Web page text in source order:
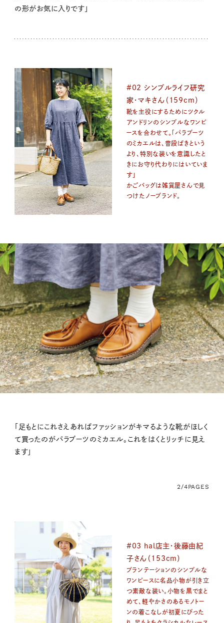
の形がお気に入りです」
#02 シンプルライフ研究
家・マキさん（159cm）
靴を主役にするためにツクル
アンドリンのシンプルなワンピ
ースを合わせて。「パラブーツ
のミカエルは、普段ばきという
より、特別な装いを意識したと
きにお守り代わりにはいていま
す」
かごバッグは雑貨屋さんで見
つけたノーブランド。
「足もとにこれさえあればファッションがキマるような靴がほしく
て買ったのがパラブーツのミカエル。これをはくとリッチに見え
ます」
2/4PAGES
#03 hal店主・後藤由紀
子さん（153cm）
プランテーションのシンプルな
ワンピースに名品小物が引き立
つ素敵な装い。小物を黒でまと
めて、軽やかさのあるモノトー
ンの着こなしが初夏にぴった